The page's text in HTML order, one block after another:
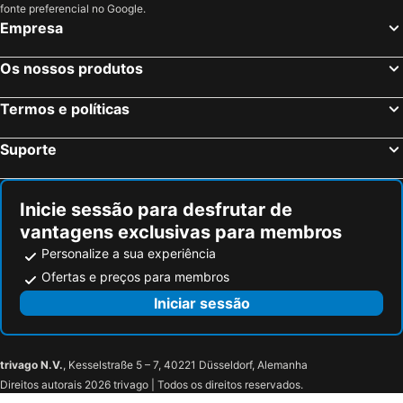
Edimburgo, Escócia Hotéis
Liverpool, Inglaterra Hotéis
Hounslow, Inglaterra Hotéis
Bristol, Inglaterra Hotéis
fonte preferencial no Google.
Empresa
Os nossos produtos
Termos e políticas
Suporte
Inicie sessão para desfrutar de
vantagens exclusivas para membros
Personalize a sua experiência
Ofertas e preços para membros
Iniciar sessão
trivago N.V., Kesselstraße 5 – 7, 40221 Düsseldorf, Alemanha
Direitos autorais 2026 trivago | Todos os direitos reservados.